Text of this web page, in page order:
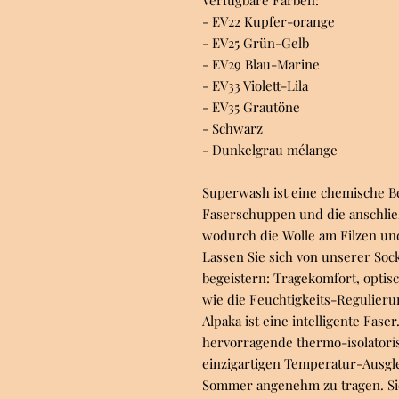
- EV22 Kupfer-orange
- EV25 Grün-Gelb
- EV29 Blau-Marine
- EV33 Violett-Lila
- EV35 Grautöne
- Schwarz
- Dunkelgrau mélange
Superwash ist eine chemische
Faserschuppen und die
wodurch die Wolle am Filzen
Lassen Sie sich von unserer
begeistern: Tragekomfort,
wie die Feuchtigkeits-
Alpaka ist eine intelligente
hervorragende thermo-
einzigartigen Temperatur-
Sommer angenehm zu tragen.